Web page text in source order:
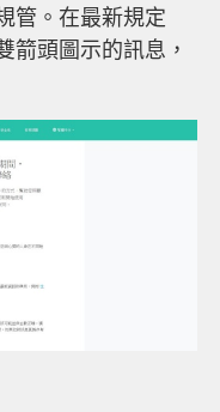
管。在最新規定
頭圖示的訊息，